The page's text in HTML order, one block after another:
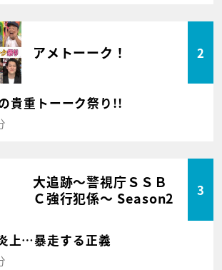
アメトーーク！ 2
貴重トーーク祭り!!
大追跡～警視庁ＳＳＢ
Ｃ強行犯係～ Season2
3
上…暴走する正義